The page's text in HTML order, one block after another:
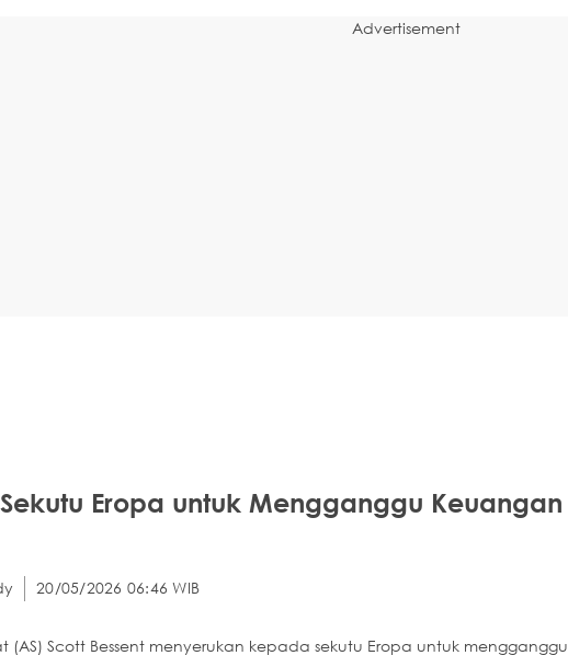
Advertisement
Eropa untuk Mengganggu Keuangan
20/05/2026 06:46 WIB
(AS) Scott Bessent menyerukan kepada sekutu Eropa untuk mengganggu